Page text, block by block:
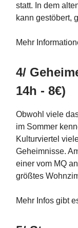
statt. In dem
kann gestöbert,
Mehr
4/
14h - 8€)
Obwohl viele
im Sommer
Kulturviertel
Geheimnisse.
einer vom MQ
größtes
Mehr Infos gibt